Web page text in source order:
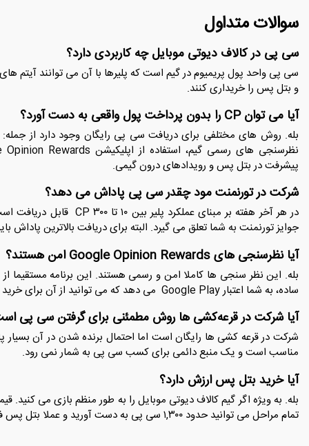
سوالات متداول
سی پی در کالاف دیوتی موبایل چه کاربردی دارد؟
سی پی واحد پول پریمیوم در گیم است که پلیرها با آن می ‌توانند آیتم‌
و بتل ‌پس را خریداری کنند.
آیا می ‌توان CP را بدون پرداخت پول واقعی به‌ دست آورد؟
پیشرفت در بتل ‌پس و رویدادهای درون گیمی.
شرکت در تورنمنت مود چقدر سی پی پاداش می ‌دهد؟
جوایز تورنمنت به شما تعلق می‌ گیرد. البته برای دریافت بالاترین پاداش
آیا نظرسنجی ‌های Google Opinion Rewards امن هستند؟
ساده، به شما اعتبار Google Play می ‌دهد که می‌ توانید از آن برای خرید سی پی در گیم استفاده کنید.
آیا شرکت در قرعه‌کشی ‌ها روش مطمئنی برای گرفتن سی پی
شرکت در قرعه کشی ها رایگان است اما احتمال برنده ‌شدن در آن
مناسب است و یک منبع دائمی برای کسب سی پی به شمار نمی رود.
آیا خرید بتل ‌پس ارزش دارد؟
تمام مراحل می ‌توانید حدود ۱,۳۰۰ سی پی به ‌دست آورید و عملا بتل ‌پس فصل بعد را رایگان بخرید.